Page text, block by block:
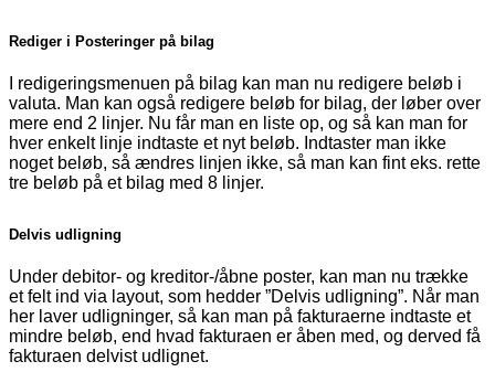
Rediger i Posteringer på bilag
I redigeringsmenuen på bilag kan man nu redigere beløb i
valuta. Man kan også redigere beløb for bilag, der løber over
mere end 2 linjer. Nu får man en liste op, og så kan man for
hver enkelt linje indtaste et nyt beløb. Indtaster man ikke
noget beløb, så ændres linjen ikke, så man kan fint eks. rette
tre beløb på et bilag med 8 linjer.
Delvis udligning
Under debitor- og kreditor-/åbne poster, kan man nu trække
et felt ind via layout, som hedder ”Delvis udligning”. Når man
her laver udligninger, så kan man på fakturaerne indtaste et
mindre beløb, end hvad fakturaen er åben med, og derved få
fakturaen delvist udlignet.